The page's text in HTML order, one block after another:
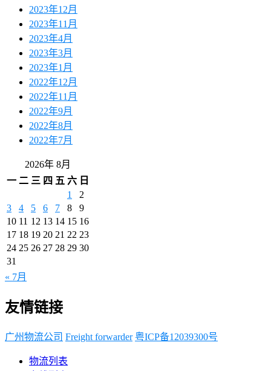
2023年12月
2023年11月
2023年4月
2023年3月
2023年1月
2022年12月
2022年11月
2022年9月
2022年8月
2022年7月
2026年 8月
一 二 三 四 五 六 日
1
2
3
4 5 6 7 8
9
10 11 12 13 14 15 16
17 18 19 20 21 22 23
24 25 26 27 28 29 30
31
« 7月
友情链接
广州物流公司 Freight forwarder 粤ICP备12039300号
物流列表